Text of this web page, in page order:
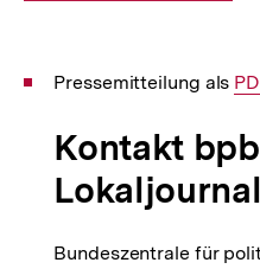
Pressemitteilung als
Kontakt
Bundeszentrale für